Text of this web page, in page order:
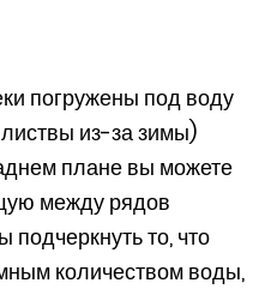
погружены под воду
из-за зимы)
плане вы можете
между рядов
подчеркнуть то, что
количеством воды,